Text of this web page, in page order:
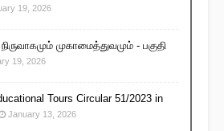
19, 2026
முகாமைத்துவமும் - பகுதி
19, 2026
Tours Circular 51/2023 in
January 13, 2026